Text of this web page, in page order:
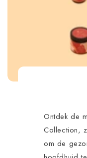
Ontdek de
Collection,
om de